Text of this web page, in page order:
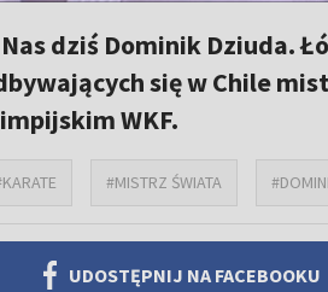
Nas dziś Dominik Dziuda.
się w Chile
WKF.
#MISTRZ ŚWIATA
UDOSTĘPNIJ NA FACEBOOKU